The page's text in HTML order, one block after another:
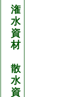
潅
水
資
材
散
水
資